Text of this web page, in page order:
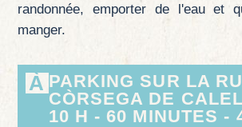
randonnée, emporter de l'eau et
manger.
À PARKING SUR LA
CÒRSEGA DE
10 H - 60 MINUTES -